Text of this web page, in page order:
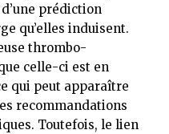
prédiction
qu’elles induisent.
thrombo-
celle-ci est en
qui peut apparaître
recommandations
Toutefois, le lien